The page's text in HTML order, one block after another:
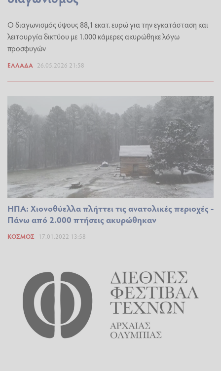
Ο διαγωνισμός ύψους 88,1 εκατ. ευρώ για την εγκατάσταση και
λειτουργία δικτύου με 1.000 κάμερες ακυρώθηκε λόγω
προσφυγών
ΕΛΛΆΔΑ 26.05.2026 21:58
ΗΠΑ: Χιονοθύελλα πλήττει τις ανατολικές περιοχές -
Πάνω από 2.000 πτήσεις ακυρώθηκαν
ΚΌΣΜΟΣ 17.01.2022 13:58